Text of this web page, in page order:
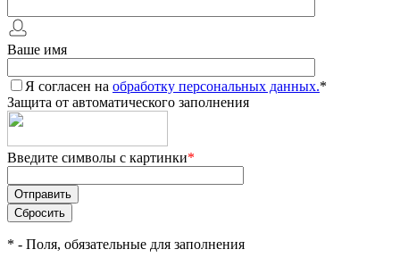
Ваше имя
Я согласен на обработку персональных данных.*
Защита от автоматического заполнения
Введите символы с картинки*
* - Поля, обязательные для заполнения